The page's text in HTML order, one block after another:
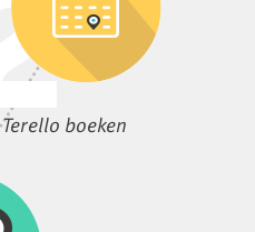
Terello boeken